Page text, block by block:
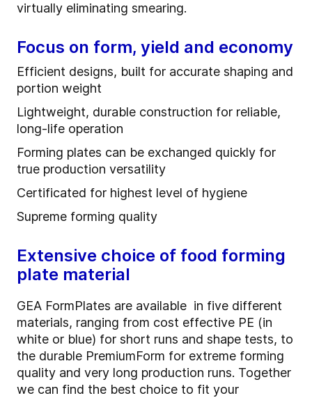
virtually eliminating smearing.
Focus on form, yield and economy
Efficient designs, built for accurate shaping and
portion weight
Lightweight, durable construction for reliable,
long-life operation
Forming plates can be exchanged quickly for
true production versatility
Certificated for highest level of hygiene
Supreme forming quality
Extensive choice of food forming
plate material
GEA FormPlates are available in five different
materials, ranging from cost effective PE (in
white or blue) for short runs and shape tests, to
the durable PremiumForm for extreme forming
quality and very long production runs. Together
we can find the best choice to fit your